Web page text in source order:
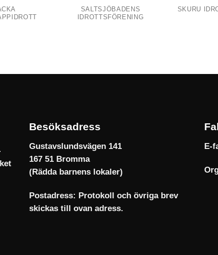
SALTSJÖBADENS
IDROTTSFÖRENING
SKURU
Besöksadress
Gustavslundsvägen 141
167 51 Bromma
(Rädda barnens lokaler)
Postadress: Protokoll och övriga brev
skickas till ovan adress.
E-